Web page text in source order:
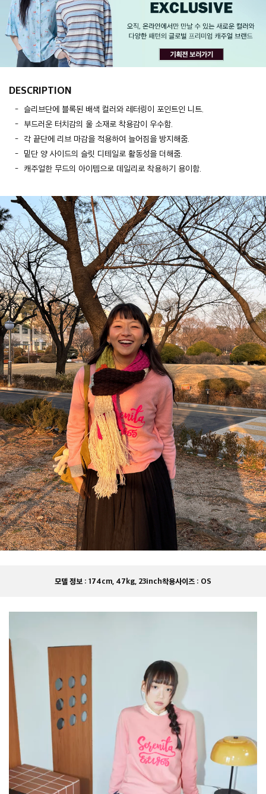
DESCRIPTION
슬리브단에 블록된 배색 컬러와 레터링이 포인트인 니트.
부드러운 터치감의 울 소재로 착용감이 우수함.
각 끝단에 리브 마감을 적용하여 늘어짐을 방지해줌.
밑단 양 사이드의 슬릿 디테일로 활동성을 더해줌.
캐주얼한 무드의 아이템으로 데일리로 착용하기 용이함.
모델 정보 : 174cm, 47kg, 23inch착용사이즈 : OS